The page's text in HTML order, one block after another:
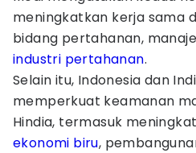
meningkatkan kerja sama
bidang pertahanan,
industri pertahanan.
Selain itu, Indonesia dan
memperkuat keamanan
Hindia, termasuk
ekonomi biru,